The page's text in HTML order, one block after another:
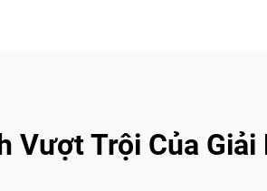
Vượt Trội Của Giải